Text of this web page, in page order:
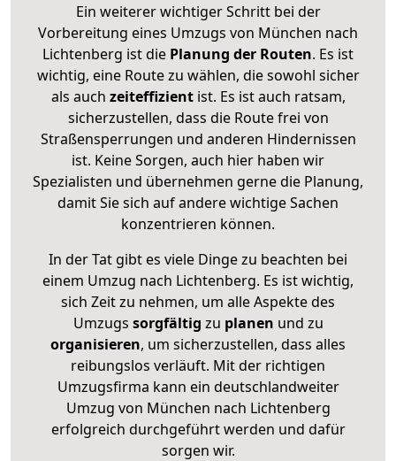
Ein weiterer wichtiger Schritt bei der
Vorbereitung eines Umzugs von München nach
Lichtenberg ist die Planung der Routen. Es ist
wichtig, eine Route zu wählen, die sowohl sicher
als auch zeiteffizientist. Es ist auch ratsam,
sicherzustellen, dass die Route frei von
Straßensperrungen und anderen Hindernissen
ist. Keine Sorgen, auch hier haben wir
Spezialisten und übernehmen gerne die Planung,
damit Sie sich auf andere wichtige Sachen
konzentrieren können.
In der Tat gibt es viele Dinge zu beachten bei
einem Umzug nach Lichtenberg. Es ist wichtig,
sich Zeit zu nehmen, um alle Aspekte des
Umzugs sorgfältig zu planen und zu
organisieren, um sicherzustellen, dass alles
reibungslos verläuft. Mit der richtigen
Umzugsfirma kann ein deutschlandweiter
Umzug von München nach Lichtenberg
erfolgreich durchgeführt werden und dafür
sorgen wir.